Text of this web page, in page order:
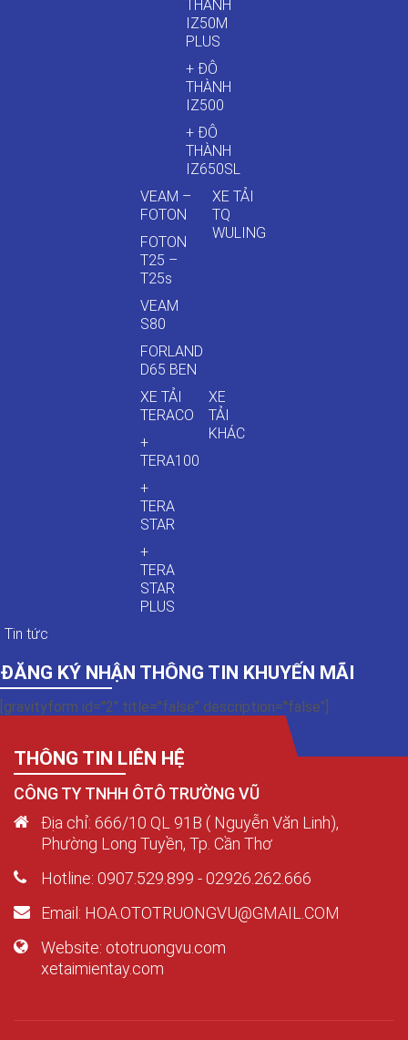
THÀNH
IZ50M
PLUS
+ ĐÔ
THÀNH
IZ500
+ ĐÔ
THÀNH
IZ650SL
VEAM –
FOTON
FOTON
T25 –
T25s
VEAM
S80
FORLAND
D65 BEN
XE TẢI
TQ
WULING
XE TẢI
TERACO
+
TERA100
+
TERA
STAR
+
TERA
STAR
PLUS
XE
TẢI
KHÁC
Tin tức
ĐĂNG KÝ NHẬN THÔNG TIN KHUYẾN MÃI
[gravityform id="2" title="false" description="false"]
THÔNG TIN LIÊN HỆ
CÔNG TY TNHH ÔTÔ TRƯỜNG VŨ
Địa chỉ: 666/10 QL 91B ( Nguyễn Văn Linh),
Phường Long Tuyền, Tp. Cần Thơ
Hotline: 0907.529.899 - 02926.262.666
Email: HOA.OTOTRUONGVU@GMAIL.COM
Website: ototruongvu.com
xetaimientay.com